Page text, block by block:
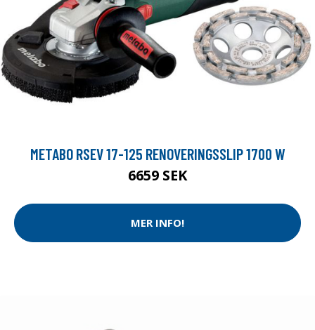
METABO RSEV 17-125 RENOVERINGSSLIP 1700 W
6659 SEK
MER INFO!